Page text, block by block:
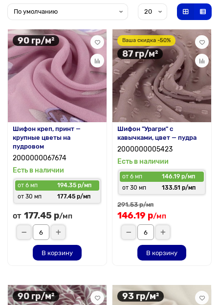
90 гр/м²
Шифон креп, принт —
крупные цветы на
пудровом
2000000067674
Есть в наличии
от 6 мп
194.35 р/мп
от 30 мп
177.45 р/мп
от 177.45 р/мп
В корзину
Ваша скидка -50%
87 гр/м²
Шифон "Урагри" с
кавычками, цвет — пудра
2000000005423
Есть в наличии
от 6 мп
146.19 р/мп
от 30 мп
133.51 р/мп
291.53 р/мп
146.19 р/мп
В корзину
90 гр/м² 93 гр/м²